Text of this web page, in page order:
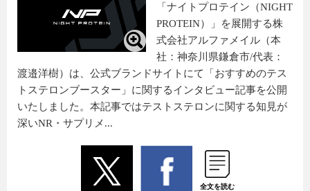
「ナイトプロテイン（NIGHT
PROTEIN）」を展開する株
式会社アルファメイル（本
社：神奈川県鎌倉市/代表：
渡邉洋樹）は、公式ブランドサイトにて「おすすめのテス
トステロンブースター」に関するインタビュー記事を公開
いたしました。本記事ではテストステロンに関する知見が
深いNR・サプリメ...
全文を読む